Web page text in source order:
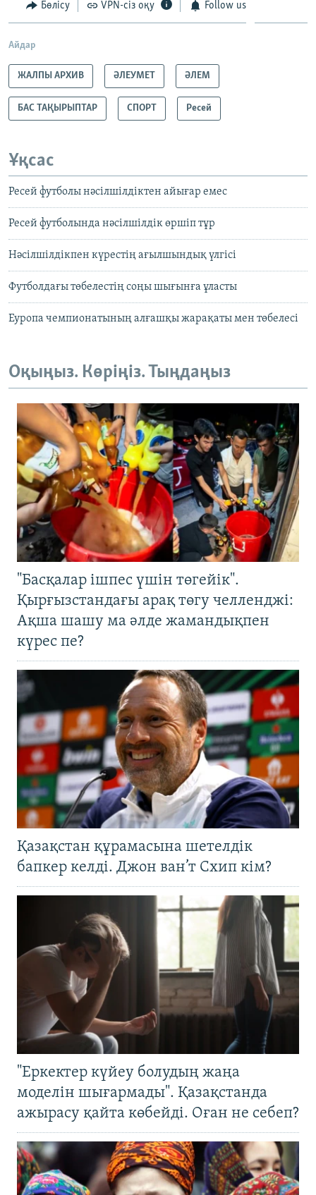
Бөлісу VPN-сіз оқу Follow us
Айдар
ЖАЛПЫ АРХИВ ӘЛЕУМЕТ ӘЛЕМ
БАС ТАҚЫРЫПТАР СПОРТ Ресей
Ұқсас
Ресей футболы нәсілшілдіктен айығар емес
Ресей футболында нәсілшілдік өршіп тұр
Нәсілшілдікпен күрестің ағылшындық үлгісі
Футболдағы төбелестің соңы шығынға ұласты
Еуропа чемпионатының алғашқы жарақаты мен төбелесі
Оқыңыз. Көріңіз. Тыңдаңыз
"Басқалар ішпес үшін төгейік".
Қырғызстандағы арақ төгу челленджі:
Ақша шашу ма әлде жамандықпен
күрес пе?
Қазақстан құрамасына шетелдік
бапкер келді. Джон ван’т Схип кім?
"Еркектер күйеу болудың жаңа
моделін шығармады". Қазақстанда
ажырасу қайта көбейді. Оған не себеп?